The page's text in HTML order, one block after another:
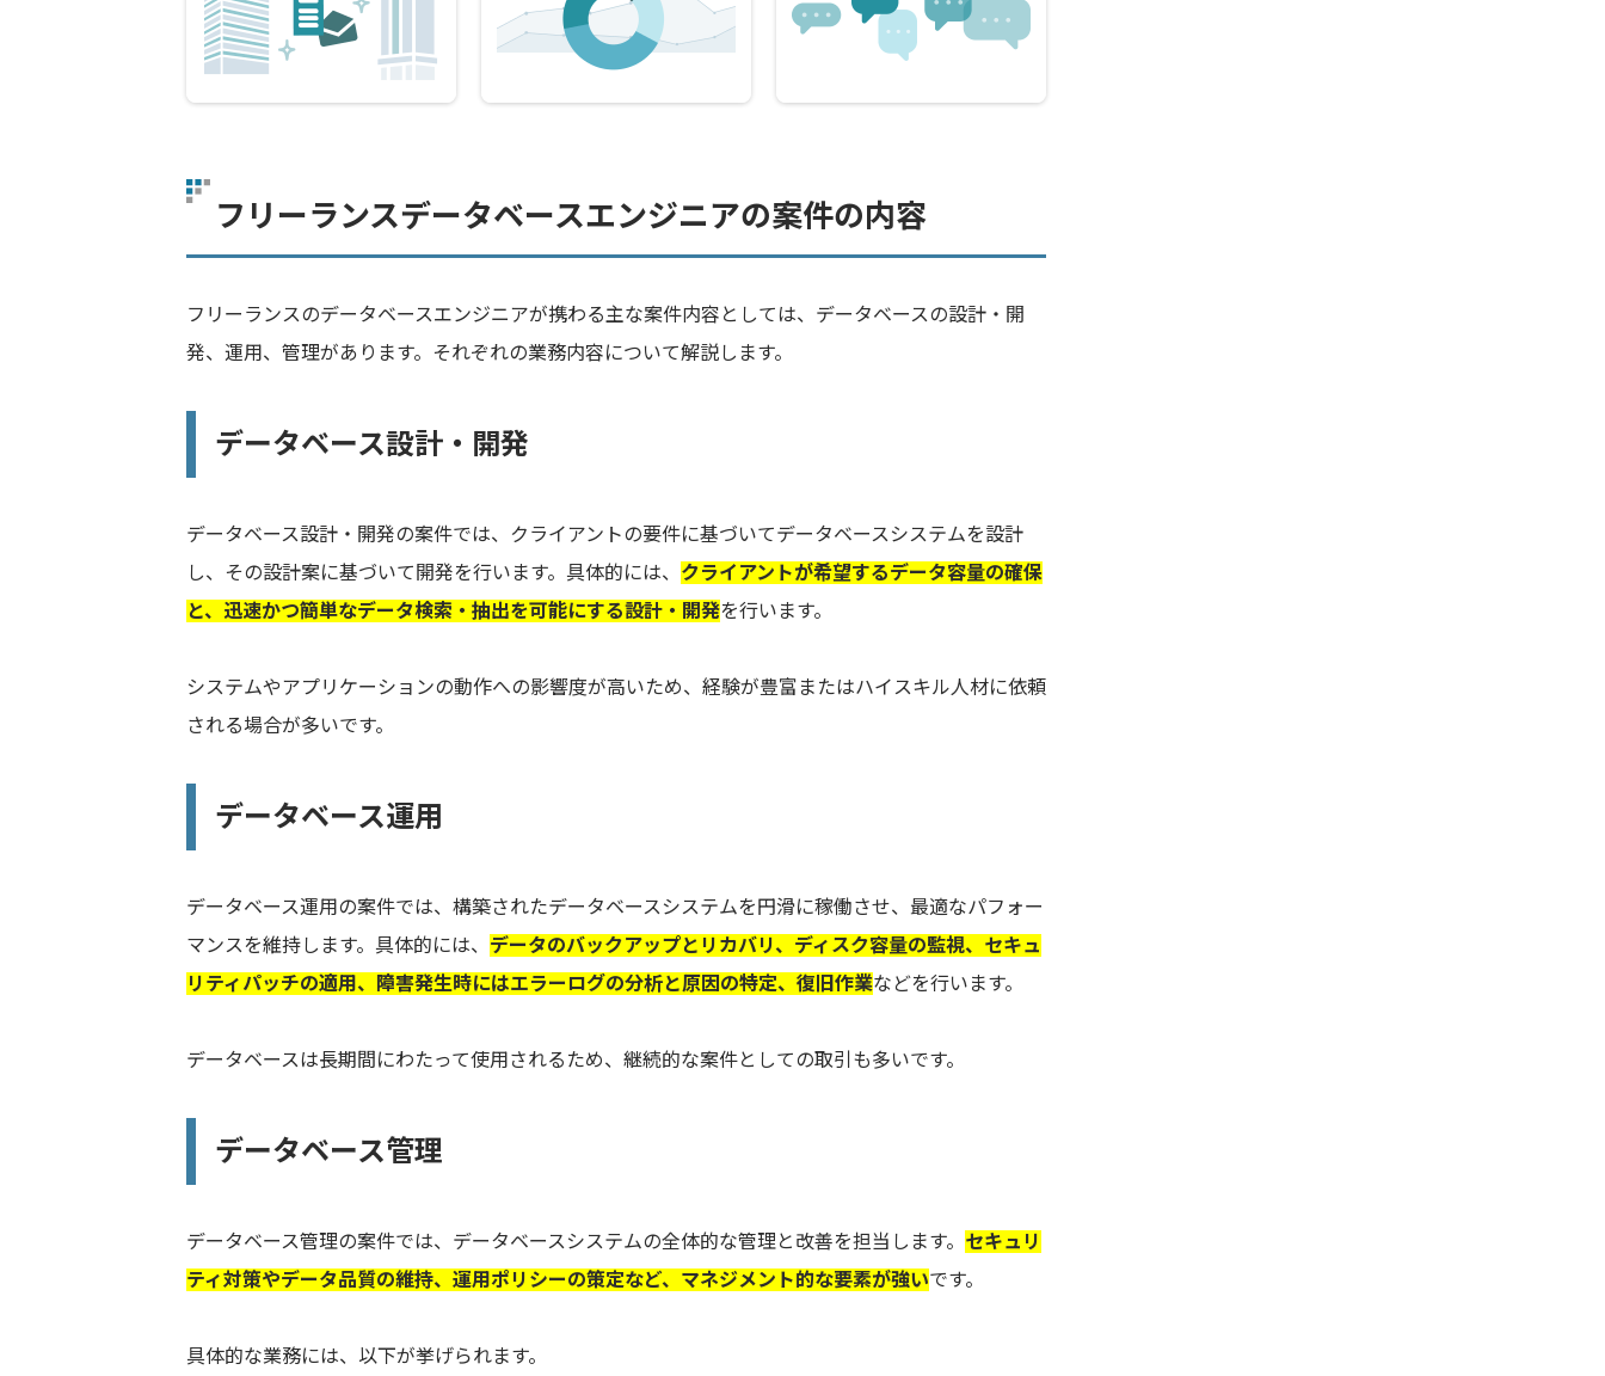
フリーランスデータベースエンジニアの案件の内容
フリーランスのデータベースエンジニアが携わる主な案件内容としては、データベースの設計・開
発、運用、管理があります。それぞれの業務内容について解説します。
データベース設計・開発
データベース設計・開発の案件では、クライアントの要件に基づいてデータベースシステムを設計
し、その設計案に基づいて開発を行います。具体的には、 クライアントが希望するデータ容量の確保
と、迅速かつ簡単なデータ検索・抽出を可能にする設計・開発を行います。
システムやアプリケーションの動作への影響度が高いため、経験が豊富またはハイスキル人材に依頼
される場合が多いです。
データベース運用
データベース運用の案件では、構築されたデータベースシステムを円滑に稼働させ、最適なパフォー
マンスを維持します。具体的には、 データのバックアップとリカバリ、ディスク容量の監視、セキュ
リティパッチの適用、障害発生時にはエラーログの分析と原因の特定、復旧作業などを行います。
データベースは長期間にわたって使用されるため、継続的な案件としての取引も多いです。
データベース管理
データベース管理の案件では、データベースシステムの全体的な管理と改善を担当します。 セキュリ
ティ対策やデータ品質の維持、運用ポリシーの策定など、マネジメント的な要素が強いです。
具体的な業務には、以下が挙げられます。